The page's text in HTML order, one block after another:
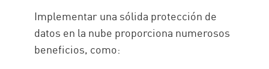
Implementar una sólida protección de
datos en la nube proporciona numerosos
beneficios, como: